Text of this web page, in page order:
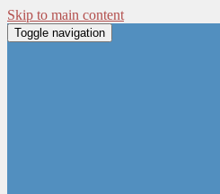
Skip to main content
Toggle navigation